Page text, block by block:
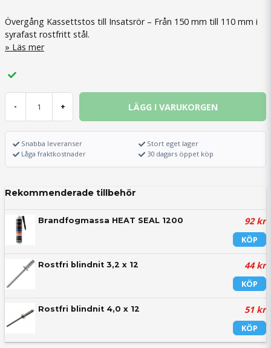
Övergång Kassettstos till Insatsrör – Från 150 mm till 110 mm i
syrafast rostfritt stål.
Läs mer
- + LÄGG I VARUKORGEN
Snabba leveranser
Låga fraktkostnader
Stort eget lager
30 dagars öppet köp
Rekommenderade tillbehör
Brandfogmassa HEAT SEAL 1200 92 kr
KÖP
Rostfri blindnit 3,2 x 12 44 kr
KÖP
Rostfri blindnit 4,0 x 12 51 kr
KÖP